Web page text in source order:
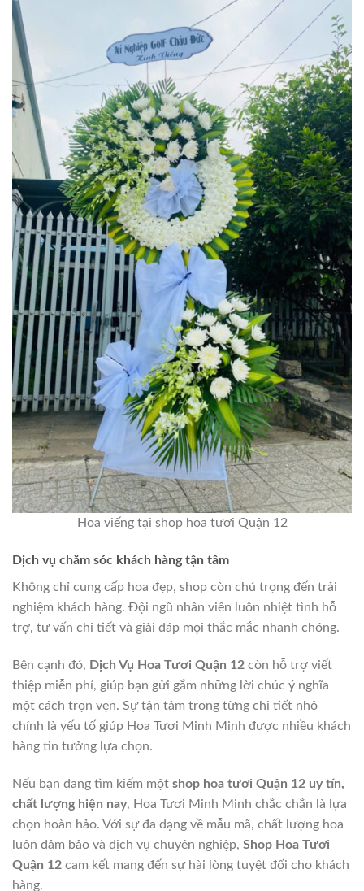
Hoa viếng tại shop hoa tươi Quận 12
Dịch vụ chăm sóc khách hàng tận tâm
Không chỉ cung cấp hoa đẹp, shop còn chú trọng đến trải
nghiệm khách hàng. Đội ngũ nhân viên luôn nhiệt tình hỗ
trợ, tư vấn chi tiết và giải đáp mọi thắc mắc nhanh chóng.
Bên cạnh đó, Dịch Vụ Hoa Tươi Quận 12 còn hỗ trợ viết
thiệp miễn phí, giúp bạn gửi gắm những lời chúc ý nghĩa
một cách trọn vẹn. Sự tận tâm trong từng chi tiết nhỏ
chính là yếu tố giúp Hoa Tươi Minh Minh được nhiều khách
hàng tin tưởng lựa chọn.
Nếu bạn đang tìm kiếm một shop hoa tươi Quận 12 uy tín,
chất lượng hiện nay, Hoa Tươi Minh Minh chắc chắn là lựa
chọn hoàn hảo. Với sự đa dạng về mẫu mã, chất lượng hoa
luôn đảm bảo và dịch vụ chuyên nghiệp, Shop Hoa Tươi
Quận 12 cam kết mang đến sự hài lòng tuyệt đối cho khách
hàng.